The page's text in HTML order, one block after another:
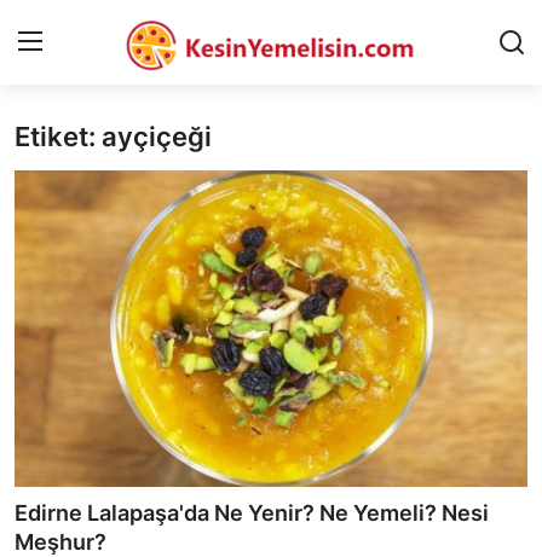
AnaSayfa
Gizlilik Sözleşmesi
Rüya Tabirleri
Diyet & Sağlıklı Beslenme
Helal Gıda & Dini Hükümler
Gıda Güvenliği & Bilimi
Etiket: ayçiçeği
Edirne Lalapaşa'da Ne Yenir? Ne Yemeli? Nesi
Meşhur?